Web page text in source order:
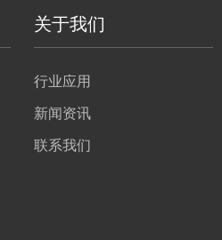
关于我们
行业应用
新闻资讯
联系我们